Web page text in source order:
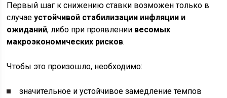
Первый шаг к снижению ставки возможен только в
случаеустойчивой стабилизации инфляции и
ожиданий, либо при проявлении весомых
макроэкономических рисков.
Чтобы это произошло, необходимо:
значительное и устойчивое замедление темпов